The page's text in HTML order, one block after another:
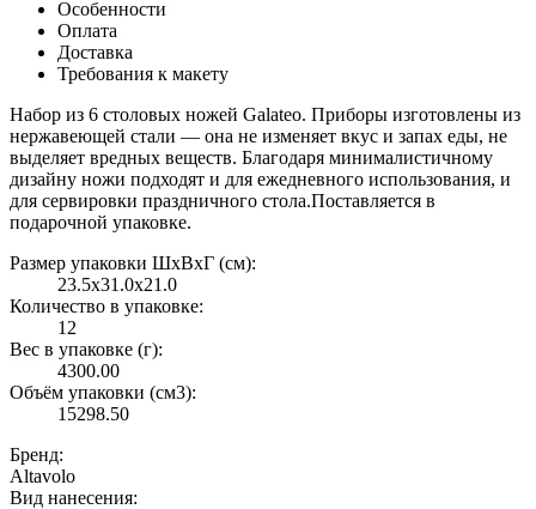
Особенности
Оплата
Доставка
Требования к макету
Набор из 6 столовых ножей Galateo. Приборы изготовлены из
нержавеющей стали — она не изменяет вкус и запах еды, не
выделяет вредных веществ. Благодаря минималистичному
дизайну ножи подходят и для ежедневного использования, и
для сервировки праздничного стола.Поставляется в
подарочной упаковке.
Размер упаковки ШxВxГ (см):
23.5x31.0x21.0
Количество в упаковке:
12
Вес в упаковке (г):
4300.00
Объём упаковки (см3):
15298.50
Бренд:
Altavolo
Вид нанесения: